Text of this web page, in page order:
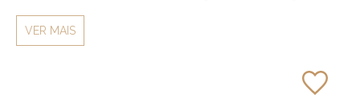
VER MAIS